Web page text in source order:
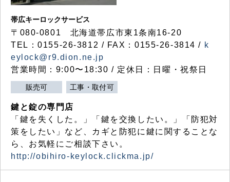
帯広キーロックサービス
〒080-0801 北海道帯広市東1条南16-20
TEL：0155-26-3812 / FAX：0155-26-3814 / k
eylock@r9.dion.ne.jp
営業時間：9:00〜18:30 / 定休日：日曜・祝祭日
販売可 工事・取付可
鍵と錠の専門店
「鍵を失くした。」「鍵を交換したい。」「防犯対
策をしたい」など、カギと防犯に鍵に関することな
ら、お気軽にご相談下さい。
http://obihiro-keylock.clickma.jp/